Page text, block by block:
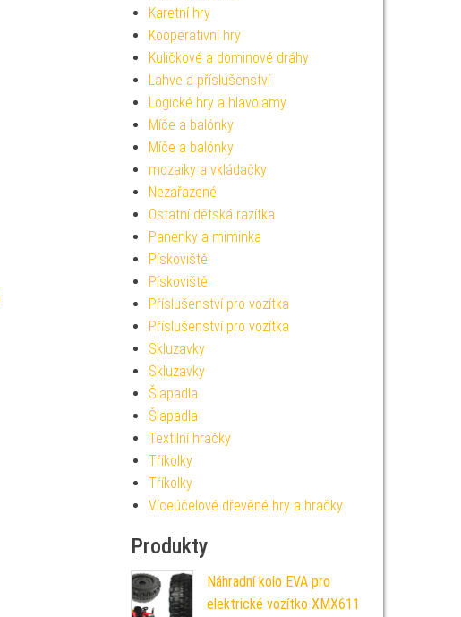
Karetní hry
Kooperativní hry
Kuličkové a dominové dráhy
Lahve a příslušenství
Logické hry a hlavolamy
Míče a balónky
Míče a balónky
mozaiky a vkládačky
Nezařazené
Ostatní dětská razítka
Panenky a miminka
Pískoviště
Pískoviště
Příslušenství pro vozítka
Příslušenství pro vozítka
Skluzavky
Skluzavky
Šlapadla
Šlapadla
Textilní hračky
Tříkolky
Tříkolky
Víceúčelové dřevěné hry a hračky
Produkty
Náhradní kolo EVA pro
elektrické vozítko XMX611